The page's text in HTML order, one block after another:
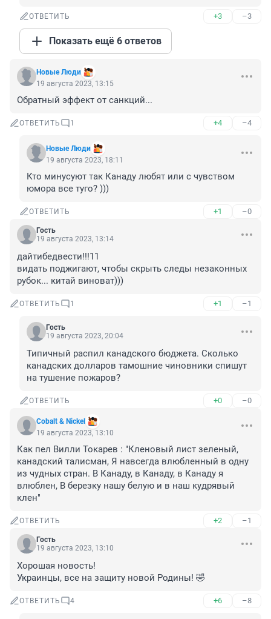
ОТВЕТИТЬ +3 –3
Показать ещё 6 ответов
Новые Люди
19 августа 2023, 13:15
Обратный эффект от санкций...
ОТВЕТИТЬ 1 +4 –4
Новые Люди
19 августа 2023, 18:11
Кто минусуют так Канаду любят или с чувством
юмора все туго? )))
ОТВЕТИТЬ +1 –0
Гость
19 августа 2023, 13:14
дайтибедвести!!!11
видать поджигают, чтобы скрыть следы незаконных
рубок... китай виноват)))
ОТВЕТИТЬ 1 +1 –1
Гость
19 августа 2023, 20:04
Типичный распил канадского бюджета. Сколько
канадских долларов тамошние чиновники спишут
на тушение пожаров?
ОТВЕТИТЬ +0 –0
Cobalt & Nickel
19 августа 2023, 13:10
Как пел Вилли Токарев : "Кленовый лист зеленый,
канадский талисман, Я навсегда влюбленный в одну
из чудных стран. В Канаду, в Канаду, в Канаду я
влюблен, В березку нашу белую и в наш кудрявый
клен"
ОТВЕТИТЬ +2 –1
Гость
19 августа 2023, 13:10
Хорошая новость!
Украинцы, все на защиту новой Родины! 🤣
ОТВЕТИТЬ 4 +6 –8